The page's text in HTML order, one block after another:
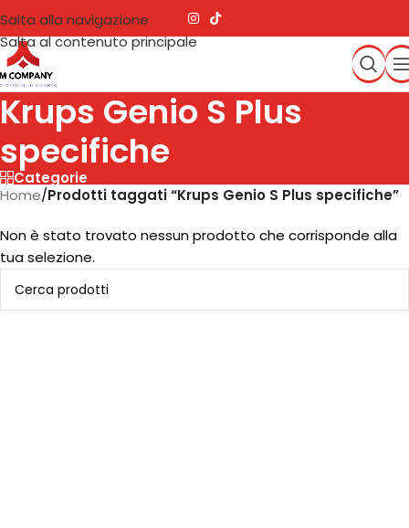
Salta alla navigazione
Salta al contenuto principale
Krups Genio S Plus
specifiche
Categorie
Home/Prodotti taggati “Krups Genio S Plus specifiche”
Non è stato trovato nessun prodotto che corrisponde alla
tua selezione.